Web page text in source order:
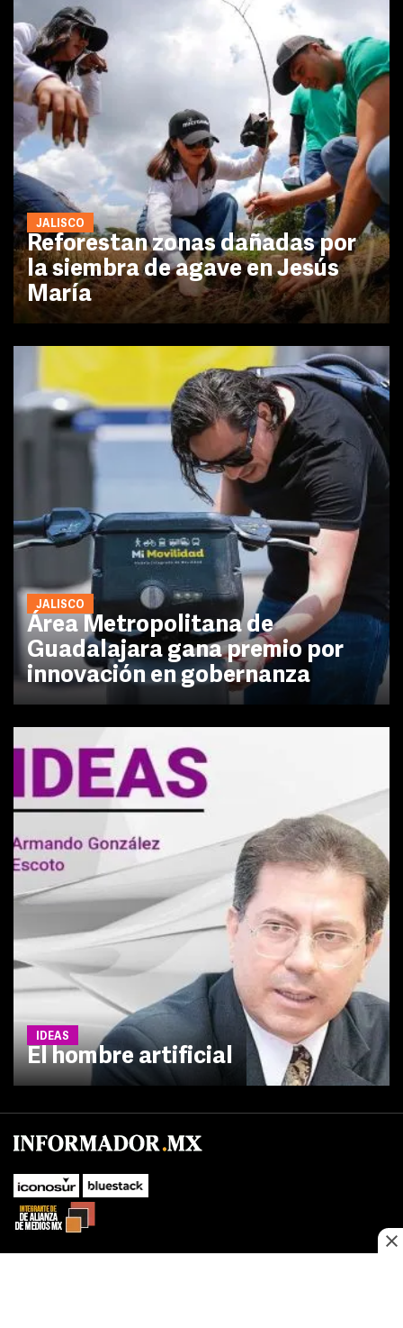
JALISCO
Reforestan zonas dañadas por
la siembra de agave en Jesús
María
JALISCO
Área Metropolitana de
Guadalajara gana premio por
innovación en gobernanza
IDEAS
El hombre artificial